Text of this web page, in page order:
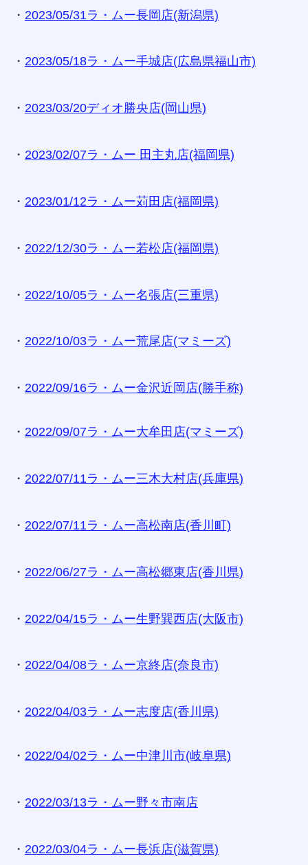
・ 2023/05/31ラ・ムー長岡店(新潟県)
・ 2023/05/18ラ・ムー手城店(広島県福山市)
・ 2023/03/20ディオ勝央店(岡山県)
・ 2023/02/07ラ・ムー 田主丸店(福岡県)
・ 2023/01/12ラ・ムー苅田店(福岡県)
・ 2022/12/30ラ・ムー若松店(福岡県)
・ 2022/10/05ラ・ムー名張店(三重県)
・ 2022/10/03ラ・ムー荒尾店(マミーズ)
・ 2022/09/16ラ・ムー金沢近岡店(勝手称)
・ 2022/09/07ラ・ムー大牟田店(マミーズ)
・ 2022/07/11ラ・ムー三木大村店(兵庫県)
・ 2022/07/11ラ・ムー高松南店(香川町)
・ 2022/06/27ラ・ムー高松郷東店(香川県)
・ 2022/04/15ラ・ムー生野巽西店(大阪市)
・ 2022/04/08ラ・ムー京終店(奈良市)
・ 2022/04/03ラ・ムー志度店(香川県)
・ 2022/04/02ラ・ムー中津川市(岐阜県)
・ 2022/03/13ラ・ムー野々市南店
・ 2022/03/04ラ・ムー長浜店(滋賀県)